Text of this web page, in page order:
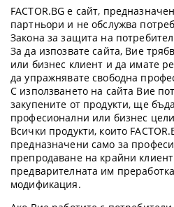
FACTOR.BG е сайт,
партньори и не обслужва
Закона за защита на
За да изпозвате сайта, Вие
или бизнес клиент и да имате
да упражнявате свободна
С използването на сайта Вие
закупените от продукти, ще
професионални или бизнес
Всички продукти, които
предназначени само за
препродаване на крайни
предварителната им
модификация.